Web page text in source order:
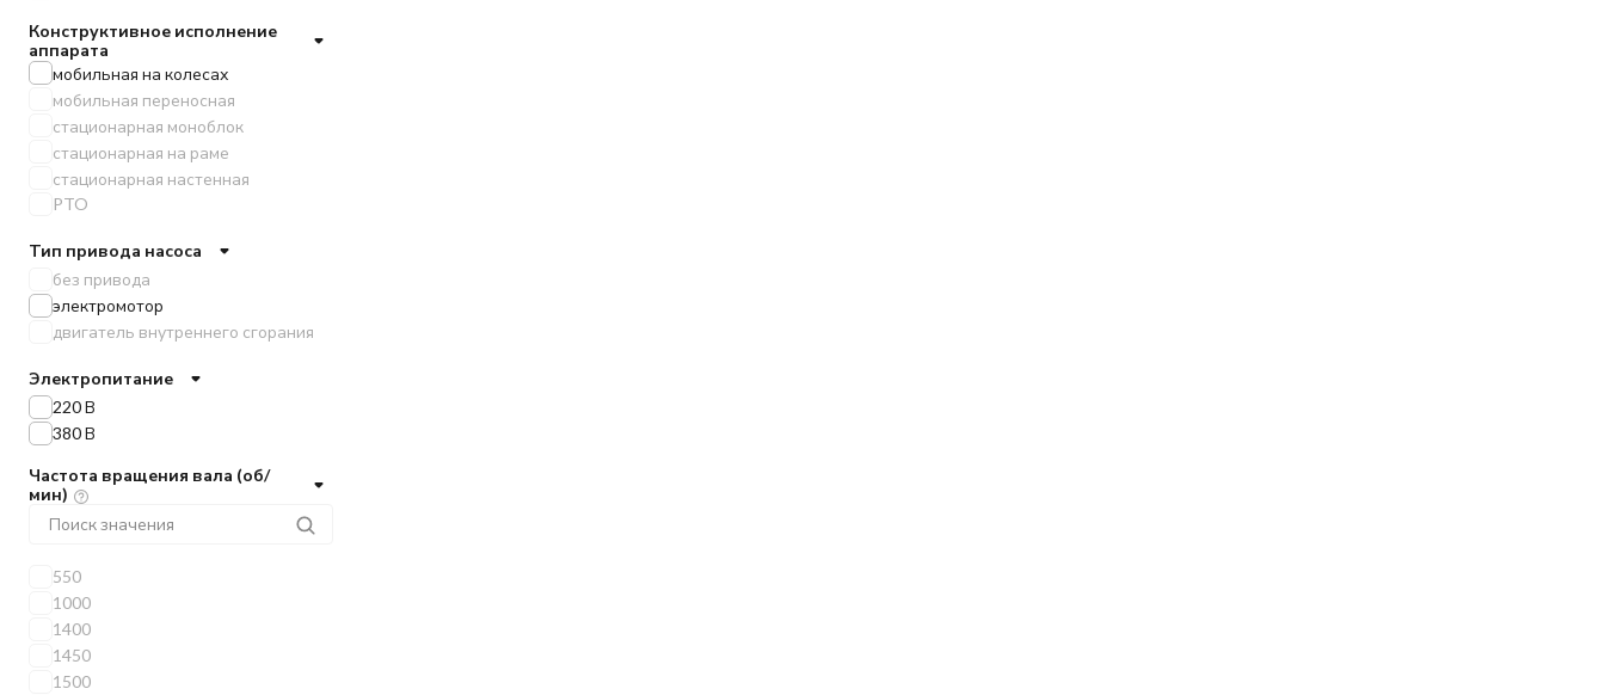
Конструктивное исполнение
аппарата
мобильная на колесах
мобильная переносная
стационарная моноблок
стационарная на раме
стационарная настенная
PTO
Тип привода насоса
без привода
электромотор
двигатель внутреннего сгорания
Электропитание
220 В
380 В
Частота вращения вала (об/
мин)
550
1000
1400
1450
1500